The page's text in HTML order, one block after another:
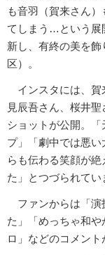
も音羽（賀来さん
てしまう…という展
新し、有終の美を
区）。
インスタには、賀
見辰吾さん、桜井
ショットが公開。
プ」「劇中では悪
らも伝わる笑顔が
た」とつづられてい
ファンからは「演
た」「めっちゃ和
ロ」などのコメント